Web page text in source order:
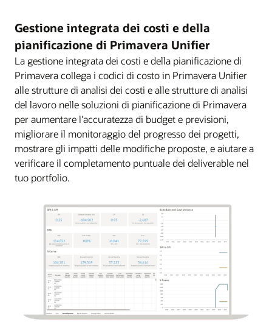
Gestione integrata dei costi e della
pianificazione di Primavera Unifier
La gestione integrata dei costi e della pianificazione di
Primavera collega i codici di costo in Primavera Unifier
alle strutture di analisi dei costi e alle strutture di analisi
del lavoro nelle soluzioni di pianificazione di Primavera
per aumentare l'accuratezza di budget e previsioni,
migliorare il monitoraggio del progresso dei progetti,
mostrare gli impatti delle modifiche proposte, e aiutare a
verificare il completamento puntuale dei deliverable nel
tuo portfolio.